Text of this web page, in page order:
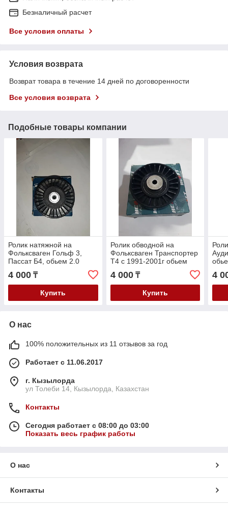
Безналичный расчет
Все условия оплаты
Условия возврата
Возврат товара в течение 14 дней по договоренности
Все условия возврата
Подобные товары компании
Ролик натяжной на
Фольксваген Гольф 3,
Пассат Б4, обьем 2.0
Транспертер Т4
4 000 ₸
Купить
Ролик обводной на
Фольксваген Транспортер
Т4 с 1991-2001г обьем
2.4D-2.5TDi
4 000₸
Купить
4
О нас
100% положительных из 11 отзывов за год
Работает с 11.06.2017
г. Кызылорда
ул Толеби 14, Кызылорда, Казахстан
Контакты
Сегодня работает с 08:00 до 03:00
Показать весь график работы
О нас
Контакты